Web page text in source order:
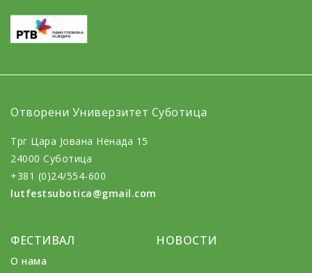
Отворени Универзитет Суботица
Трг Цара Јована Ненада 15
24000 Суботица
+381 (0)24/554-600
lutfestsubotica@gmail.com
ФЕСТИВАЛ
О нама
НОВОСТИ